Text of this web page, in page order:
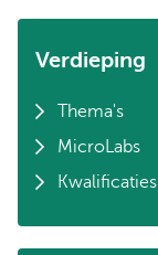
Verdieping
Thema's
MicroLabs
Kwalificaties